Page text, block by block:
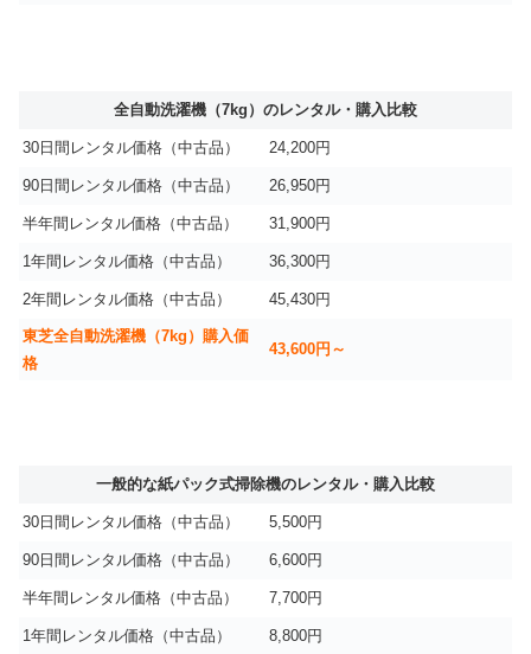
全自動洗濯機（7kg）のレンタル・購入比較
30日間レンタル価格（中古品） 24,200円
90日間レンタル価格（中古品） 26,950円
半年間レンタル価格（中古品） 31,900円
1年間レンタル価格（中古品） 36,300円
2年間レンタル価格（中古品） 45,430円
東芝全自動洗濯機（7kg）購入価
格
43,600円～
一般的な紙パック式掃除機のレンタル・購入比較
30日間レンタル価格（中古品） 5,500円
90日間レンタル価格（中古品） 6,600円
半年間レンタル価格（中古品） 7,700円
1年間レンタル価格（中古品） 8,800円